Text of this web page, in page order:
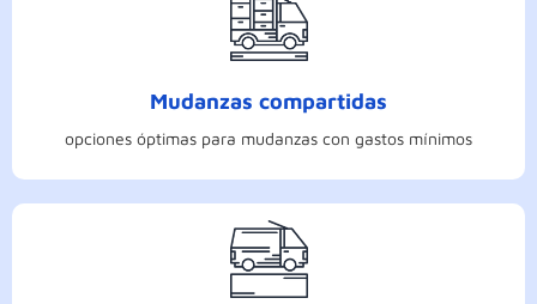
Mudanzas compartidas
opciones óptimas para mudanzas con gastos mínimos